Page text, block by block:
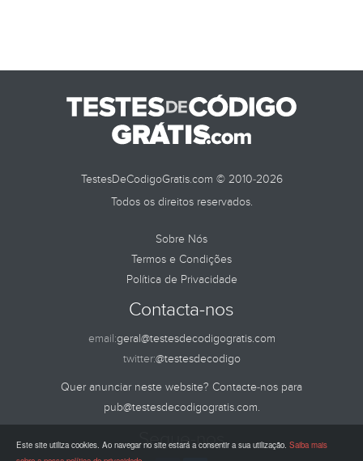
TestesDeCodigoGratis.com © 2010-2026
Todos os direitos reservados.
Sobre Nós
Termos e Condições
Política de Privacidade
Contacta-nos
email:geral@testesdecodigogratis.com
twitter:@testesdecodigo
Quer anunciar neste website? Contacte-nos para
pub@testesdecodigogratis.com.
Segue-nos
Este site utiliza cookies. Ao navegar no site estará a consentir a sua utilização. Saiba mais